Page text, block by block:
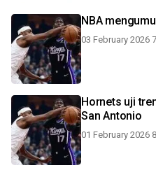
NBA
03 February 2026
Hornets uji
San Antonio
01 February 2026